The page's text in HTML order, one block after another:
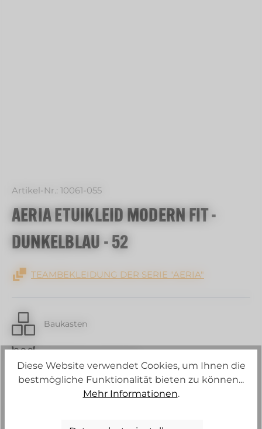
Artikel-Nr.: 10061-055
AERIA ETUIKLEID MODERN FIT -
DUNKELBLAU - 52
TEAMBEKLEIDUNG DER SERIE "AERIA"
Baukasten
Strech
Diese Website verwendet Cookies, um Ihnen die
bestmögliche Funktionalität bieten zu können...
Mehr Informationen.